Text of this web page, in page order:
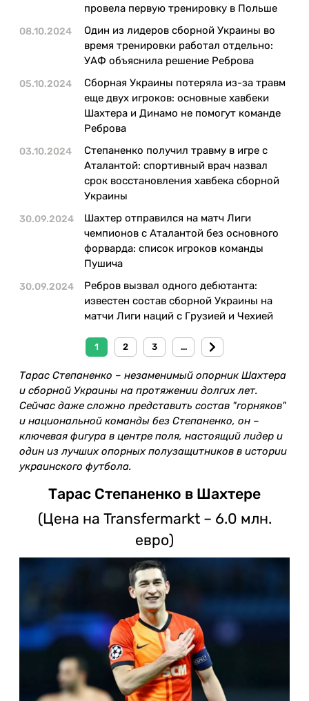
провела первую тренировку в Польше
08.10.2024
Один из лидеров сборной Украины во
время тренировки работал отдельно:
УАФ объяснила решение Реброва
05.10.2024
Сборная Украины потеряла из-за травм
еще двух игроков: основные хавбеки
Шахтера и Динамо не помогут команде
Реброва
03.10.2024
Степаненко получил травму в игре с
Аталантой: спортивный врач назвал
срок восстановления хавбека сборной
Украины
30.09.2024
Шахтер отправился на матч Лиги
чемпионов с Аталантой без основного
форварда: список игроков команды
Пушича
30.09.2024
Ребров вызвал одного дебютанта:
известен состав сборной Украины на
матчи Лиги наций с Грузией и Чехией
1 2 3 ...
Тарас Степаненко – незаменимый опорник Шахтера
и сборной Украины на протяжении долгих лет.
Сейчас даже сложно представить состав "горняков"
и национальной команды без Степаненко, он –
ключевая фигура в центре поля, настоящий лидер и
один из лучших опорных полузащитников в истории
украинского футбола.
Тарас Степаненко в Шахтере
(Цена на Transfermarkt – 6.0 млн.
евро)